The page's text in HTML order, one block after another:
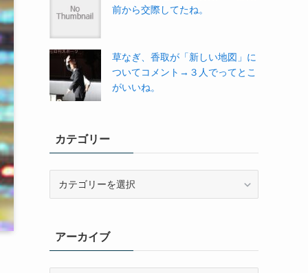
前から交際してたね。
草なぎ、香取が「新しい地図」に
ついてコメント→３人でってとこ
がいいね。
カテゴリー
ーアーカイブ